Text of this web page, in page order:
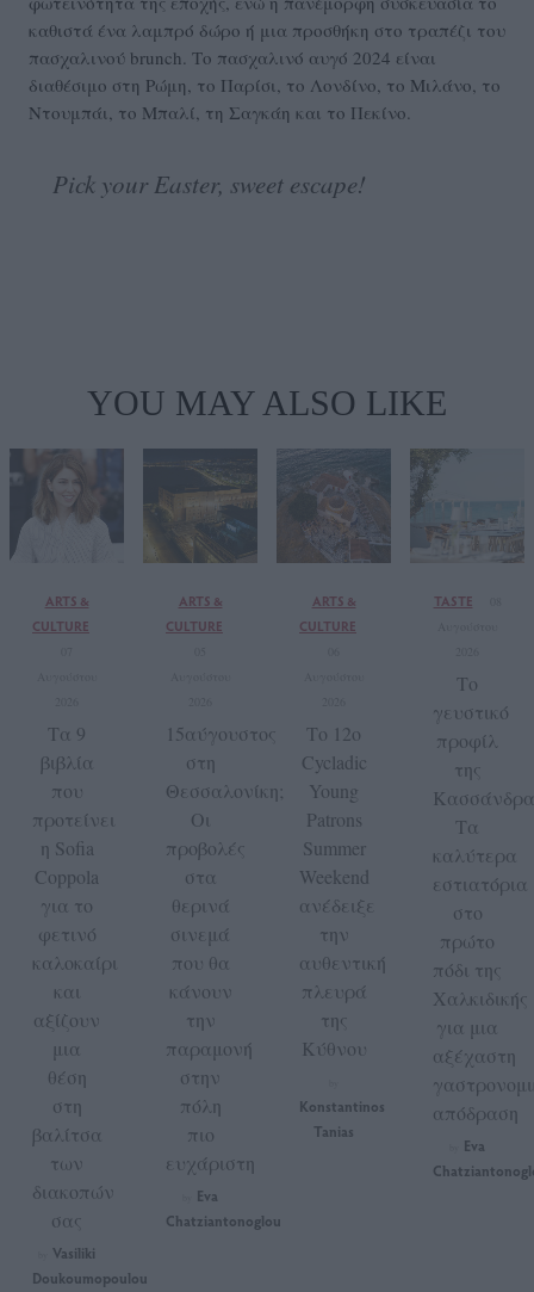
καθιστά ένα λαμπρό δώρο ή μια προσθήκη στο τραπέζι του
πασχαλινού brunch. Το πασχαλινό αυγό 2024 είναι
διαθέσιμο στη Ρώμη, το Παρίσι, το Λονδίνο, το Μιλάνο, το
Ντουμπάι, το Μπαλί, τη Σαγκάη και το Πεκίνο.
Pick your Easter, sweet escape!
YOU MAY ALSO LIKE
ARTS &
CULTURE
Τα 9
βιβλία
που
προτείνει
η Sofia
Coppola
για το
φετινό
καλοκαίρι
και
αξίζουν
μια
θέση
στη
βαλίτσα
των
διακοπών
σας
Vasiliki
Doukoumopoulou
ARTS &
CULTURE
15αύγουστος
στη
Θεσσαλονίκη;
Οι
προβολές
στα
θερινά
σινεμά
που θα
κάνουν
την
παραμονή
στην
πόλη
πιο
ευχάριστη
Eva
Chatziantonoglou
ARTS &
CULTURE
Το 12ο
Cycladic
Young
Patrons
Summer
Weekend
ανέδειξε
την
αυθεντική
πλευρά
της
Κύθνου
Konstantinos
Tanias
TASTE
Το
γευστικό
προφίλ
της
Τα
καλύτερα
εστιατόρια
στο
πρώτο
πόδι της
Χαλκιδικής
για μια
αξέχαστη
απόδραση
Eva